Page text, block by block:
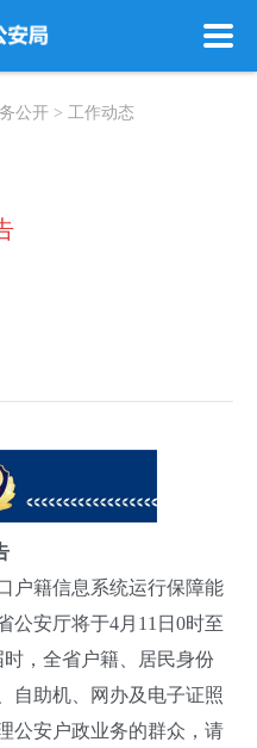
公开 > 工作动态
籍信息系统运行保障能
公安厅将于4月11日0时至
，全省户籍、居民身份
自助机、网办及电子证照
公安户政业务的群众，请